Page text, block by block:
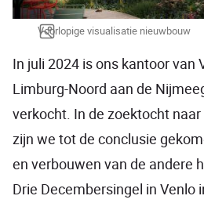
Voorlopige visualisatie nieuwbouw
In juli 2024 is ons kantoor van
Limburg-Noord aan de
verkocht. In de zoektocht
zijn we tot de conclusie
en verbouwen van de andere
Drie Decembersingel in Venlo